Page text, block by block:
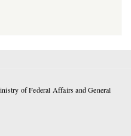
of Federal Affairs and General